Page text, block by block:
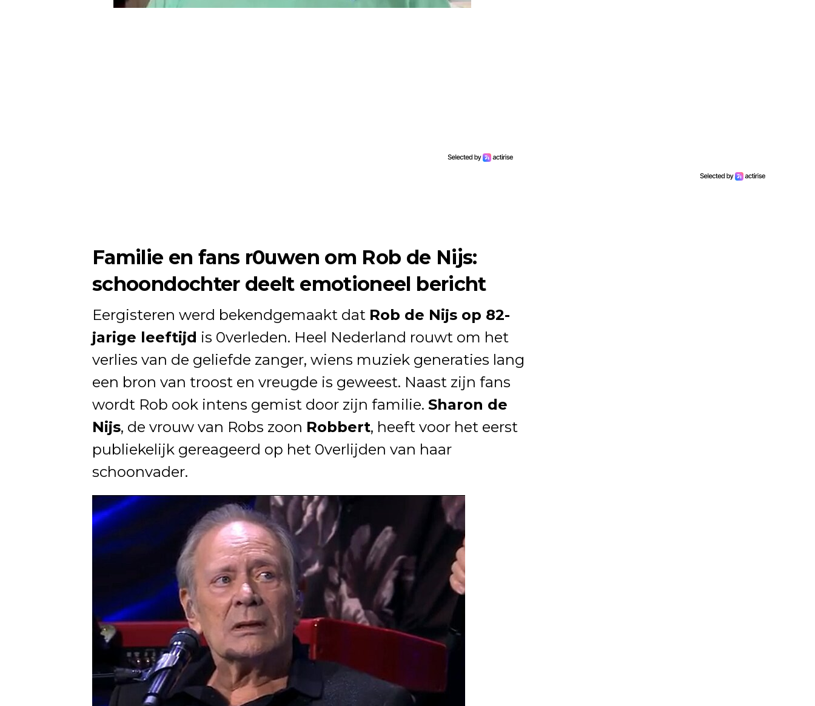
Familie en fans r0uwen om Rob de Nijs:
schoondochter deelt emotioneel bericht
Eergisteren werd bekendgemaakt dat Rob de Nijs op 82-
jarige leeftijd is 0verleden. Heel Nederland rouwt om het
verlies van de geliefde zanger, wiens muziek generaties lang
een bron van troost en vreugde is geweest. Naast zijn fans
wordt Rob ook intens gemist door zijn familie. Sharon de
Nijs, de vrouw van Robs zoon Robbert, heeft voor het eerst
publiekelijk gereageerd op het 0verlijden van haar
schoonvader.